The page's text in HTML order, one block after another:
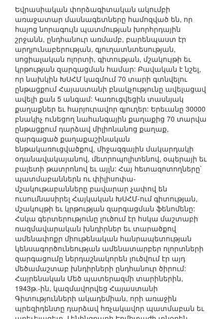
Եվրասիական փորձագիտական ակումբի
առաջատար մասնագետները համոզված են, որ
հայոց նորագույն պատմության խորհրդային
շրջանն, ընդհանուր առմամբ, բարենպաստ էր
արդյունաբերության, գյուղատնտեսության,
սոցիալական ոլորտի, գիտության, մշակույթի եւ
կրթության զարգացման համար: Բավական է նշել,
որ նախկին ԽՍՀՄ կազմում 70 տարի գտնվելու
ընթացքում Հայաստանի բնակչությունը ավելացավ
ավելի քան 5 անգամ: Կառուցվեցին տասնյակ
քաղաքներ եւ հարյուրավոր գյուղեր: Երեւանը 30000
բնակիչ ունեցող նահանգային քաղաքից 70 տարվա
ընթացքում դարձավ միլիոնանոց քաղաք,
զարգացած քաղաքաշինական
ենթակառուցվածքով, միջազգային մակարդակի
օդանավակայանով, մետրոպոլիտենով, օպերայի եւ
բալետի թատրոնով եւ այլն: Հայ հետազոտողները`
պատմաբաններն ու փիլիսոփա-
մշակութաբանները բավարար չափով են
ուսումնասիրել Հայկական ԽՍՀՄ-ում գիտության,
մշակույթի եւ կրթության զարգացման ֆենոմենը:
Հսկա գերտերությունը լուծում էր հսկա մաշտաբի
ռազմավարական խնդիրներ եւ տարածքով
ամենափոքր միութենական հանրապետության
կենսագործունեության ամենատարբեր ոլորտների
զարգացումը ներդաշնակորեն լուծվում էր այդ
մեծամաշտաբ խնդիրների ընդհանուր ծիրում:
Հայրենական Մեծ պատերազմի տարիներին,
1943թ.-ին, կազմավորվեց Հայաստանի
Գիտությունների ակադեմիան, որի առաջին
պրեզիդենտը դարձավ հռչակավոր պատմաբան եւ